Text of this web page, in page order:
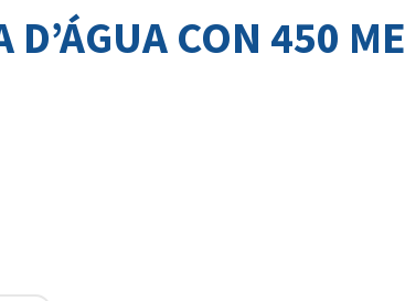
D’ÁGUA CON 450